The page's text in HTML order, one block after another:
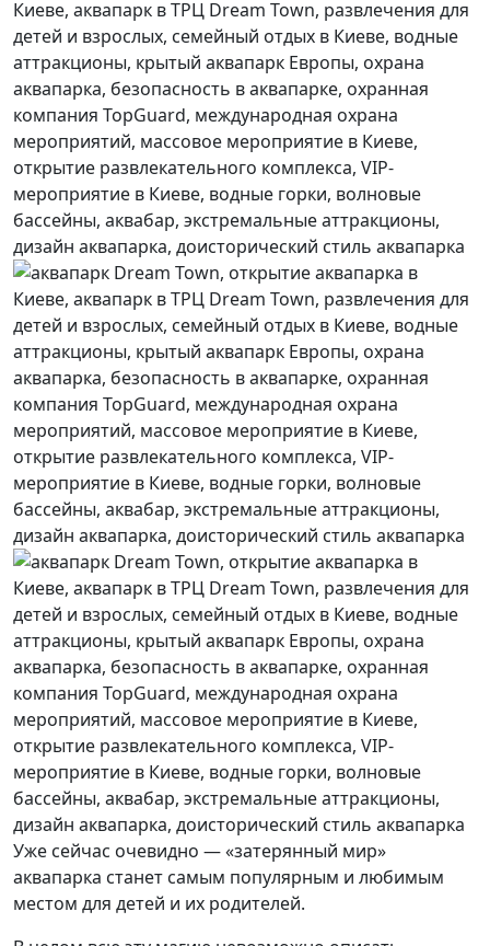
Уже сейчас очевидно — «затерянный мир»
аквапарка станет самым популярным и любимым
местом для детей и их родителей.